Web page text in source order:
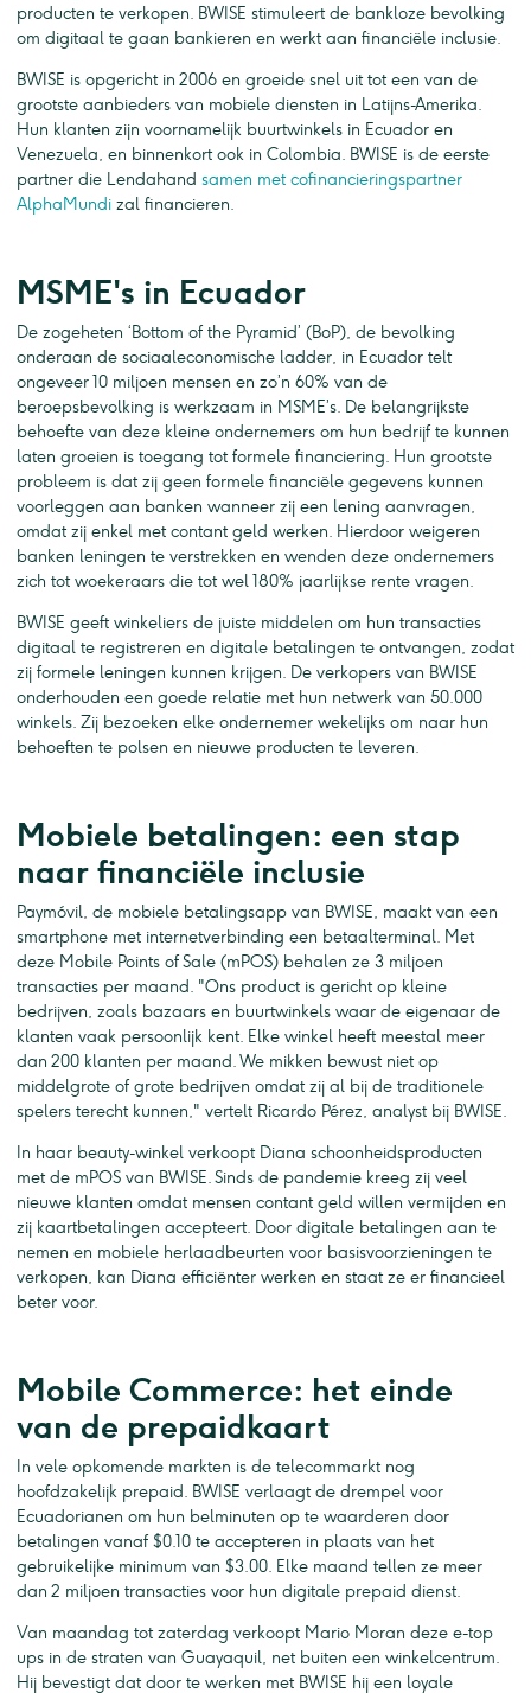
producten te verkopen. BWISE stimuleert de bankloze bevolking
om digitaal te gaan bankieren en werkt aan financiële inclusie.
BWISE is opgericht in 2006 en groeide snel uit tot een van de
grootste aanbieders van mobiele diensten in Latijns-Amerika.
Hun klanten zijn voornamelijk buurtwinkels in Ecuador en
Venezuela, en binnenkort ook in Colombia. BWISE is de eerste
partner die Lendahand samen met cofinancieringspartner
AlphaMundi zal financieren.
MSME's in Ecuador
De zogeheten ‘Bottom of the Pyramid’ (BoP), de bevolking
onderaan de sociaaleconomische ladder, in Ecuador telt
ongeveer 10 miljoen mensen en zo’n 60% van de
beroepsbevolking is werkzaam in MSME’s. De belangrijkste
behoefte van deze kleine ondernemers om hun bedrijf te kunnen
laten groeien is toegang tot formele financiering. Hun grootste
probleem is dat zij geen formele financiële gegevens kunnen
voorleggen aan banken wanneer zij een lening aanvragen,
omdat zij enkel met contant geld werken. Hierdoor weigeren
banken leningen te verstrekken en wenden deze ondernemers
zich tot woekeraars die tot wel 180% jaarlijkse rente vragen.
BWISE geeft winkeliers de juiste middelen om hun transacties
digitaal te registreren en digitale betalingen te ontvangen, zodat
zij formele leningen kunnen krijgen. De verkopers van BWISE
onderhouden een goede relatie met hun netwerk van 50.000
winkels. Zij bezoeken elke ondernemer wekelijks om naar hun
behoeften te polsen en nieuwe producten te leveren.
Mobiele betalingen: een stap
naar financiële inclusie
Paymóvil, de mobiele betalingsapp van BWISE, maakt van een
smartphone met internetverbinding een betaalterminal. Met
deze Mobile Points of Sale (mPOS) behalen ze 3 miljoen
transacties per maand. "Ons product is gericht op kleine
bedrijven, zoals bazaars en buurtwinkels waar de eigenaar de
klanten vaak persoonlijk kent. Elke winkel heeft meestal meer
dan 200 klanten per maand. We mikken bewust niet op
middelgrote of grote bedrijven omdat zij al bij de traditionele
spelers terecht kunnen," vertelt Ricardo Pérez, analyst bij BWISE.
In haar beauty-winkel verkoopt Diana schoonheidsproducten
met de mPOS van BWISE. Sinds de pandemie kreeg zij veel
nieuwe klanten omdat mensen contant geld willen vermijden en
zij kaartbetalingen accepteert. Door digitale betalingen aan te
nemen en mobiele herlaadbeurten voor basisvoorzieningen te
verkopen, kan Diana efficiënter werken en staat ze er financieel
beter voor.
Mobile Commerce: het einde
van de prepaidkaart
In vele opkomende markten is de telecommarkt nog
hoofdzakelijk prepaid. BWISE verlaagt de drempel voor
Ecuadorianen om hun belminuten op te waarderen door
betalingen vanaf $0.10 te accepteren in plaats van het
gebruikelijke minimum van $3.00. Elke maand tellen ze meer
dan 2 miljoen transacties voor hun digitale prepaid dienst.
Van maandag tot zaterdag verkoopt Mario Moran deze e-top
ups in de straten van Guayaquil, net buiten een winkelcentrum.
Hij bevestigt dat door te werken met BWISE hij een loyale